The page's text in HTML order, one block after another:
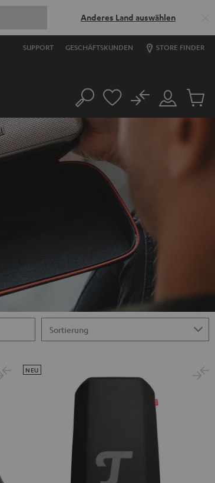
Anderes Land auswählen
SUPPORT GESCHÄFTSKUNDEN STORE FINDER
Suche
Mein
Konto
No
Artikel
NEU